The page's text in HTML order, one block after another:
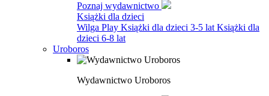
Poznaj wydawnictwo
Książki dla dzieci
Wilga Play Książki dla dzieci 3-5 lat Książki dla
dzieci 6-8 lat
Uroboros
Wydawnictwo Uroboros